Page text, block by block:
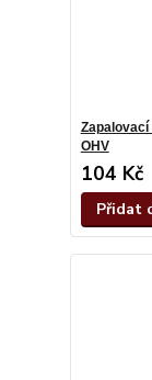
OHV
104 Kč
Přidat